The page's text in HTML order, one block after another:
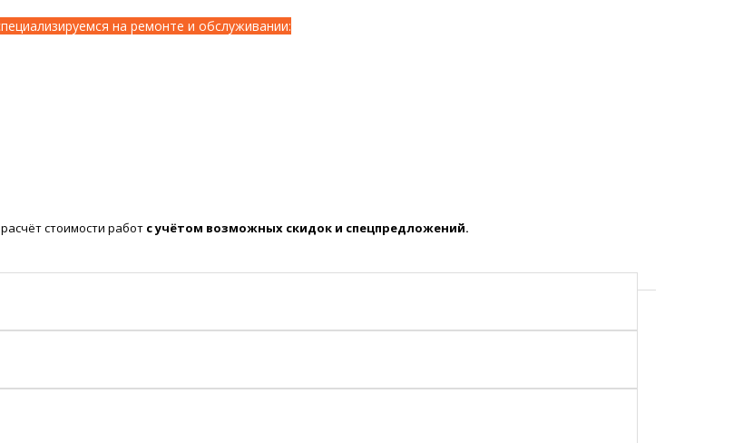
на ремонте и обслуживании:
стоимости работ с учётом возможных скидок и спецпредложений.